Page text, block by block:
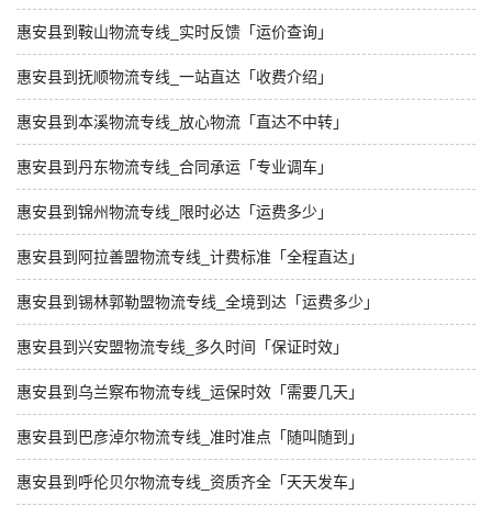
惠安县到鞍山物流专线_实时反馈「运价查询」
惠安县到抚顺物流专线_一站直达「收费介绍」
惠安县到本溪物流专线_放心物流「直达不中转」
惠安县到丹东物流专线_合同承运「专业调车」
惠安县到锦州物流专线_限时必达「运费多少」
惠安县到阿拉善盟物流专线_计费标准「全程直达」
惠安县到锡林郭勒盟物流专线_全境到达「运费多少」
惠安县到兴安盟物流专线_多久时间「保证时效」
惠安县到乌兰察布物流专线_运保时效「需要几天」
惠安县到巴彦淖尔物流专线_准时准点「随叫随到」
惠安县到呼伦贝尔物流专线_资质齐全「天天发车」